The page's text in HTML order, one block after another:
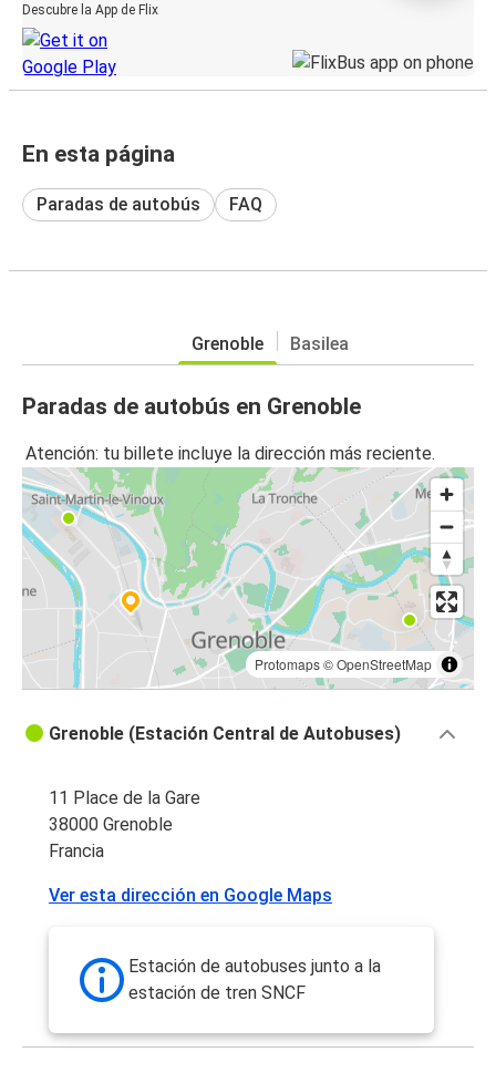
Descubre la App de Flix
En esta página
Paradas de autobús FAQ
Grenoble Basilea
Paradas de autobús en Grenoble
Atención: tu billete incluye la dirección más reciente.
Protomaps©OpenStreetMap
Grenoble (Estación Central de Autobuses)
11 Place de la Gare
38000 Grenoble
Francia
Ver esta dirección en Google Maps
Estación de autobuses junto a la
estación de tren SNCF